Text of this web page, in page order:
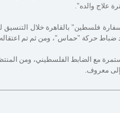
علاج والده".
فلسطين" بالقاهرة خلال التنسيق
ضباط حركة "حماس"، ومن ثم تم
مع الضابط الفلسطيني، ومن
إلى معروف.